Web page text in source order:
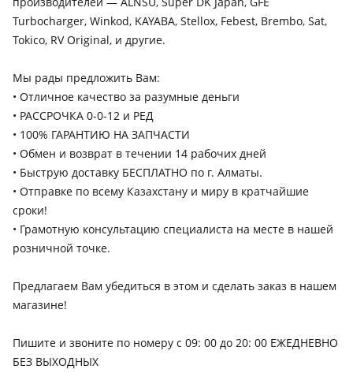
Honda Insight
2018 - н.в. 3 поколение, 1999 - 2006 1 поколение (ZE), 2011 -
2014 2 поколение рестайлинг (ZE), 2009 - 2011 2 поколение
Honda Jazz
2015 - н.в. 3 поколение (GK), 2011 - 2015 2 поколение
рестайлинг (GE/GG/GP/ZA), 2004 - 2008 1 поколение
рестайлинг (GD/GE3/GE2), 2001 - 2004 1 поколение
(GD/GE3/GE2), 1983 - 1986 AA, 2007 - 2011 2 поколение
(GE/GG/GP/ZA)
Honda Odyssey
2018 - н.в. 6 поколение (RL6), 2013 - 2017 5 поколение
(RC1/RC2/RC4/RL5), 2003 - 2008 3 поколение (RB1/RB2), 1994 -
1999 1 поколение (RA1/RA2/RA3/RA4/RA5), 1999 - 2003 2
(RB3/RB4/RL3/RL4)
Honda Pilot
2018 - 2022 3 поколение рестайлинг, 2011 - 2015 2
1 поколение, 2005 - 2008 1 поколение рестайлинг, 2015 -
2018 3 поколение
Turbocharger, Winkod, KAYABA, Stellox, Febest, Brembo, Sat,
Tokico, RV Original, и другие.
Мы рады предложить Вам:
• Отличное качество за разумные деньги
• РАССРОЧКА 0-0-12 и РЕД
• 100% ГАРАНТИЮ НА ЗАПЧАСТИ
• Обмен и возврат в течении 14 рабочих дней
• Быструю доставку БЕСПЛАТНО по г. Алматы.
• Отправкe по всему Казахстану и миру в кратчайшие
сроки!
• Грамотную консультацию специалиста на месте в нашей
розничной точке.
Предлагаем Вам убедиться в этом и сделать заказ в нашем
магазине!
Пишите и звоните по номеру с 09: 00 до 20: 00 ЕЖЕДНЕВНО
БЕЗ ВЫХОДНЫХ